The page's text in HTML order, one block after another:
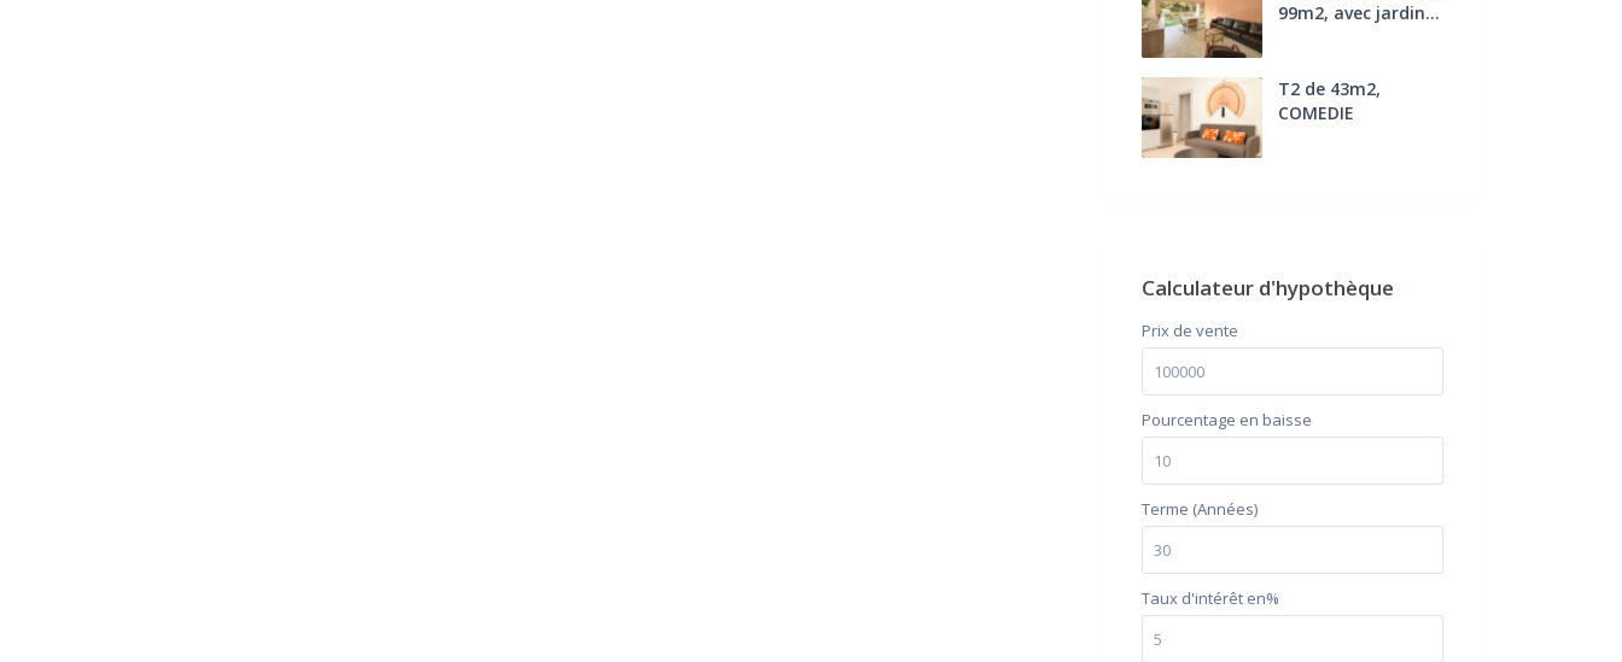
99m2, avec jardin...
T2 de 43m2,
COMEDIE
Calculateur d'hypothèque
Prix ​​de vente
Pourcentage en baisse
Terme (Années)
Taux d'intérêt en%